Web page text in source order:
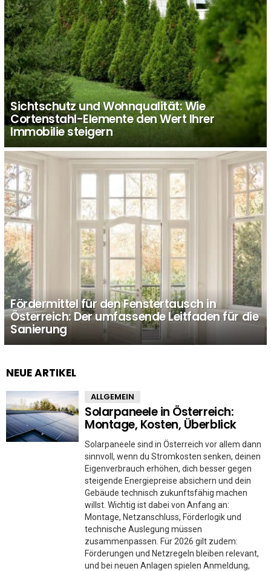
Sichtschutz und Wohnqualität: Wie
Cortenstahl-Elemente den Wert Ihrer
Immobilie steigern
Fördermittel für den Fenstertausch in
Österreich: Der umfassende Leitfaden für die
Sanierung
NEUE ARTIKEL
ALLGEMEIN
Solarpaneele in Österreich:
Montage, Kosten, Überblick
Solarpaneele sind in Österreich vor allem dann
sinnvoll, wenn du Stromkosten senken, deinen
Eigenverbrauch erhöhen, dich besser gegen
steigende Energiepreise absichern und dein
Gebäude technisch zukunftsfähig machen
willst. Wichtig ist dabei von Anfang an:
Montage, Netzanschluss, Förderlogik und
technische Auslegung müssen
zusammenpassen. Für 2026 gilt zudem:
Förderungen und Netzregeln bleiben relevant,
und bei neuen Anlagen spielen Anmeldung,